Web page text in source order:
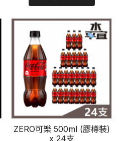
$120.00.
ZERO可樂 500ml (膠樽裝)
x 24支